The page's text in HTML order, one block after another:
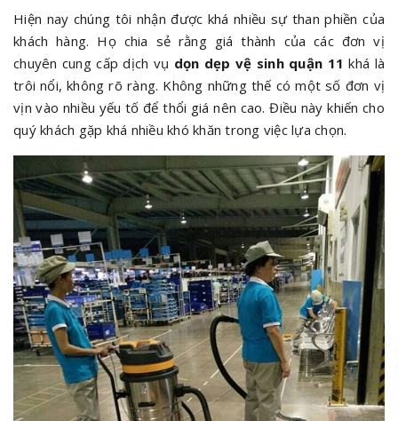
Hiện nay chúng tôi nhận được khá nhiều sự than phiền của
khách hàng. Họ chia sẻ rằng giá thành của các đơn vị
chuyên cung cấp dịch vụ dọn dẹp vệ sinh quận 11 khá là
trôi nổi, không rõ ràng. Không những thế có một số đơn vị
vịn vào nhiều yếu tố để thổi giá nên cao. Điều này khiến cho
quý khách gặp khá nhiều khó khăn trong việc lựa chọn.